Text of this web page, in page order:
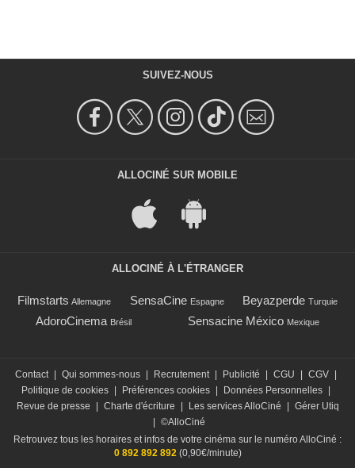
SUIVEZ-NOUS
ALLOCINÉ SUR MOBILE
ALLOCINÉ À L'ÉTRANGER
Filmstarts Allemagne SensaCine Espagne Beyazperde Turquie
AdoroCinema Brésil Sensacine México Mexique
Contact Qui sommes-nous Recrutement Publicité CGU CGV
Politique de cookies
Préférences cookies Données Personnelles
Revue de presse
Charte d'écriture Les services AlloCiné
Gérer Utiq
©AlloCiné
Retrouvez tous les horaires et infos de votre cinéma sur le numéro AlloCiné :
0 892 892 892(0,90€/minute)